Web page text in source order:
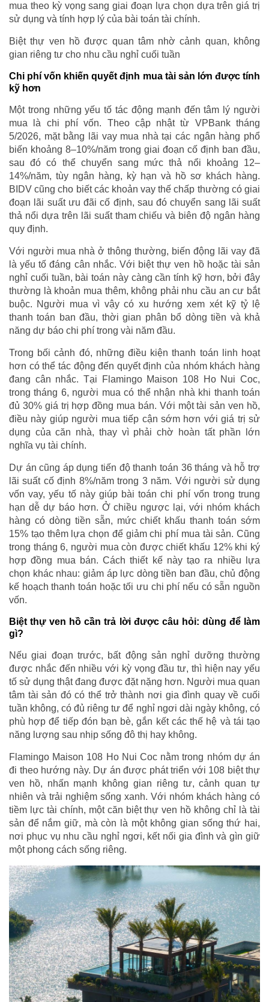
mua theo kỳ vọng sang giai đoạn lựa chọn dựa trên giá trị
sử dụng và tính hợp lý của bài toán tài chính.
Biệt thự ven hồ được quan tâm nhờ cảnh quan, không
gian riêng tư cho nhu cầu nghỉ cuối tuần
Chi phí vốn khiến quyết định mua tài sản lớn được tính
kỹ hơn
Một trong những yếu tố tác động mạnh đến tâm lý người
mua là chi phí vốn. Theo cập nhật từ VPBank tháng
5/2026, mặt bằng lãi vay mua nhà tại các ngân hàng phổ
biến khoảng 8–10%/năm trong giai đoạn cố định ban đầu,
sau đó có thể chuyển sang mức thả nổi khoảng 12–
14%/năm, tùy ngân hàng, kỳ hạn và hồ sơ khách hàng.
BIDV cũng cho biết các khoản vay thế chấp thường có giai
đoạn lãi suất ưu đãi cố định, sau đó chuyển sang lãi suất
thả nổi dựa trên lãi suất tham chiếu và biên độ ngân hàng
quy định.
Với người mua nhà ở thông thường, biến động lãi vay đã
là yếu tố đáng cân nhắc. Với biệt thự ven hồ hoặc tài sản
nghỉ cuối tuần, bài toán này càng cần tính kỹ hơn, bởi đây
thường là khoản mua thêm, không phải nhu cầu an cư bắt
buộc. Người mua vì vậy có xu hướng xem xét kỹ tỷ lệ
thanh toán ban đầu, thời gian phân bổ dòng tiền và khả
năng dự báo chi phí trong vài năm đầu.
Trong bối cảnh đó, những điều kiện thanh toán linh hoạt
hơn có thể tác động đến quyết định của nhóm khách hàng
đang cân nhắc. Tại Flamingo Maison 108 Ho Nui Coc,
trong tháng 6, người mua có thể nhận nhà khi thanh toán
đủ 30% giá trị hợp đồng mua bán. Với một tài sản ven hồ,
điều này giúp người mua tiếp cận sớm hơn với giá trị sử
dụng của căn nhà, thay vì phải chờ hoàn tất phần lớn
nghĩa vụ tài chính.
Dự án cũng áp dụng tiến độ thanh toán 36 tháng và hỗ trợ
lãi suất cố định 8%/năm trong 3 năm. Với người sử dụng
vốn vay, yếu tố này giúp bài toán chi phí vốn trong trung
hạn dễ dự báo hơn. Ở chiều ngược lại, với nhóm khách
hàng có dòng tiền sẵn, mức chiết khấu thanh toán sớm
15% tạo thêm lựa chọn để giảm chi phí mua tài sản. Cũng
trong tháng 6, người mua còn được chiết khấu 12% khi ký
hợp đồng mua bán. Cách thiết kế này tạo ra nhiều lựa
chọn khác nhau: giảm áp lực dòng tiền ban đầu, chủ động
kế hoạch thanh toán hoặc tối ưu chi phí nếu có sẵn nguồn
vốn.
Biệt thự ven hồ cần trả lời được câu hỏi: dùng để làm
gì?
Nếu giai đoạn trước, bất động sản nghỉ dưỡng thường
được nhắc đến nhiều với kỳ vọng đầu tư, thì hiện nay yếu
tố sử dụng thật đang được đặt nặng hơn. Người mua quan
tâm tài sản đó có thể trở thành nơi gia đình quay về cuối
tuần không, có đủ riêng tư để nghỉ ngơi dài ngày không, có
phù hợp để tiếp đón bạn bè, gắn kết các thế hệ và tái tạo
năng lượng sau nhịp sống đô thị hay không.
Flamingo Maison 108 Ho Nui Coc nằm trong nhóm dự án
đi theo hướng này. Dự án được phát triển với 108 biệt thự
ven hồ, nhấn mạnh không gian riêng tư, cảnh quan tự
nhiên và trải nghiệm sống xanh. Với nhóm khách hàng có
tiềm lực tài chính, một căn biệt thự ven hồ không chỉ là tài
sản để nắm giữ, mà còn là một không gian sống thứ hai,
nơi phục vụ nhu cầu nghỉ ngơi, kết nối gia đình và gìn giữ
một phong cách sống riêng.